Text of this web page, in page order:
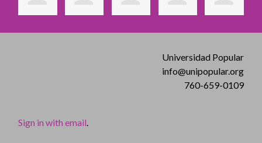
Universidad Popular
info@unipopular.org
760-659-0109
Sign in with email